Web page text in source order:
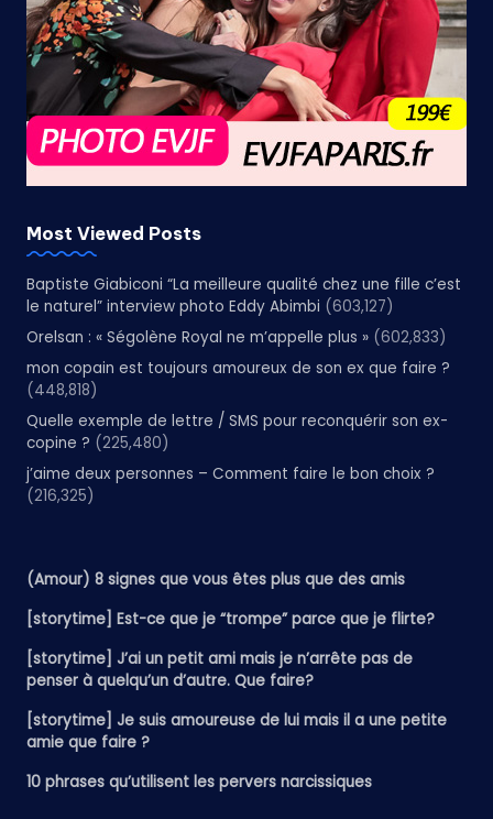
Most Viewed Posts
Baptiste Giabiconi “La meilleure qualité chez une fille c’est
le naturel” interview photo Eddy Abimbi (603,127)
Orelsan : « Ségolène Royal ne m’appelle plus » (602,833)
mon copain est toujours amoureux de son ex que faire ?
(448,818)
Quelle exemple de lettre / SMS pour reconquérir son ex-
copine ? (225,480)
j’aime deux personnes – Comment faire le bon choix ?
(216,325)
(Amour) 8 signes que vous êtes plus que des amis
[storytime] Est-ce que je “trompe” parce que je flirte?
[storytime] J’ai un petit ami mais je n’arrête pas de
penser à quelqu’un d’autre. Que faire?
[storytime] Je suis amoureuse de lui mais il a une petite
amie que faire ?
10 phrases qu’utilisent les pervers narcissiques